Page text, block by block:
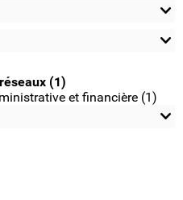
(1)
et financière (1)